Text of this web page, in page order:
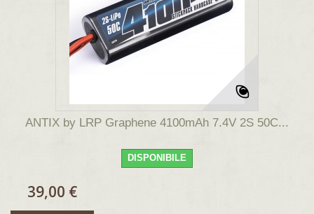
ANTIX by LRP Graphene 4100mAh 7.4V 2S 50C...
DISPONIBILE
39,00 €